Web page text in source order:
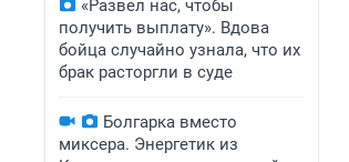
«Развел нас, чтобы
получить выплату». Вдова
бойца случайно узнала, что их
брак расторгли в суде
Болгарка вместо
миксера. Энергетик из